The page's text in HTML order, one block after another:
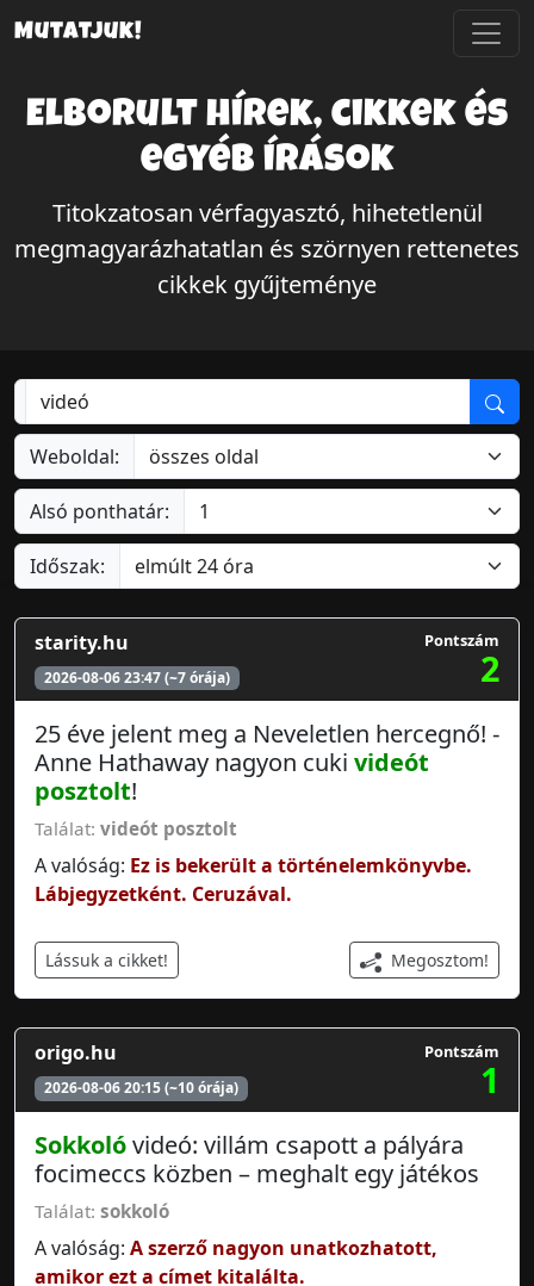
Mutatjuk!
Elborult hírek, cikkek és
egyéb írások
Titokzatosan vérfagyasztó, hihetetlenül
megmagyarázhatatlan és szörnyen rettenetes
cikkek gyűjteménye
Weboldal:
Alsó ponthatár:
Időszak:
starity.hu
2026-08-06 23:47 (~7 órája)
Pontszám
2
25 éve jelent meg a Neveletlen hercegnő! -
Anne Hathaway nagyon cuki videót
posztolt!
Találat: videót posztolt
A valóság: Ez is bekerült a történelemkönyvbe.
Lábjegyzetként. Ceruzával.
Lássuk a cikket! Megosztom!
origo.hu
2026-08-06 20:15 (~10 órája)
Pontszám
1
Sokkolóvideó: villám csapott a pályára
focimeccs közben – meghalt egy játékos
Találat: sokkoló
A valóság: A szerző nagyon unatkozhatott,
amikor ezt a címet kitalálta.